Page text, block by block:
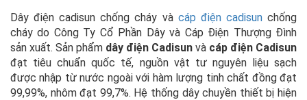
Dây điện cadisun chống cháy và cáp điện cadisunchống
cháy do Công Ty Cổ Phần Dây và Cáp Điện Thượng Đình
sản xuất. Sản phẩm dây điện Cadisun và cáp điện Cadisun
đạt tiêu chuẩn quốc tế, nguồn vật tư nguyên liệu sạch
được nhập từ nước ngoài với hàm lượng tinh chất đồng đạt
99,99%, nhôm đạt 99,7%. Hệ thống dây chuyền thiết bị hiện